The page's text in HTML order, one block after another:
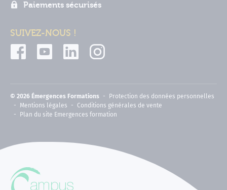
Paiements sécurisés
SUIVEZ-NOUS !
© 2026 Émergences Formations
Protection des données personnelles
Mentions légales
Conditions générales de vente
Plan du site Emergences formation